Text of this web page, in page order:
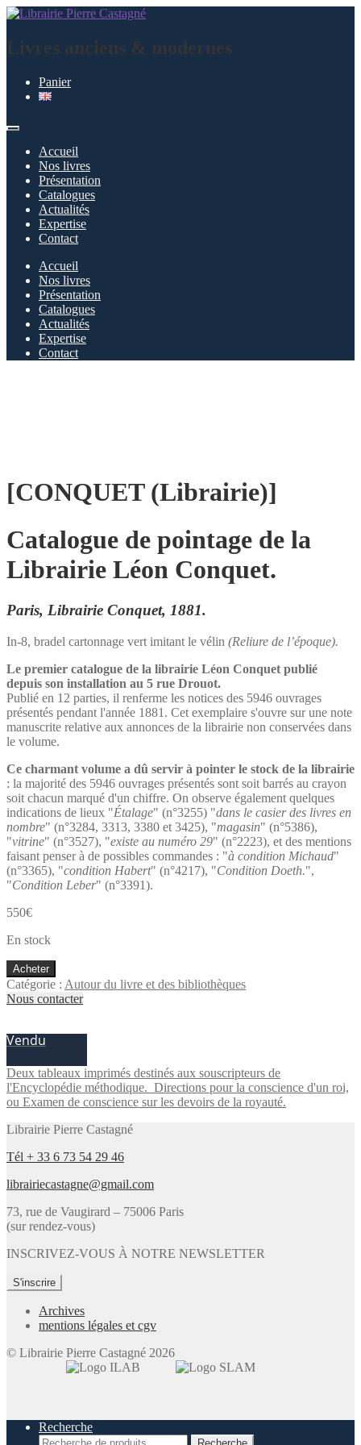
Aller
la
navigation
Aller
contenu
Livres anciens & modernes
Panier
Accueil
Nos livres
Présentation
Catalogues
Actualités
Expertise
Contact
Accueil
Nos livres
Présentation
Catalogues
Actualités
Expertise
Contact
[CONQUET (Librairie)]
Catalogue de pointage de la
Librairie Léon Conquet.
Paris, Librairie Conquet, 1881.
In-8, bradel cartonnage vert imitant le vélin (Reliure de l’époque).
Le premier catalogue de la librairie Léon Conquet publié
depuis son installation au 5 rue Drouot.
Publié en 12 parties, il renferme les notices des 5946 ouvrages
présentés pendant l'année 1881. Cet exemplaire s'ouvre sur une note
manuscrite relative aux annonces de la librairie non conservées dans
le volume.
Ce charmant volume a dû servir à pointer le stock de la librairie
: la majorité des 5946 ouvrages présentés sont soit barrés au crayon
soit chacun marqué d'un chiffre. On observe également quelques
indications de lieux "Étalage" (n°3255) "dans le casier des livres en
nombre" (n°3284, 3313, 3380 et 3425), "magasin" (n°5386),
"vitrine" (n°3527), "existe au numéro 29" (n°2223), et des mentions
faisant penser à de possibles commandes : "à condition Michaud"
(n°3365), "condition Habert" (n°4217), "Condition Doeth.",
"Condition Leber" (n°3391).
550€
En stock
quantité
de
Catalogue
de
Librairie
Léon
Conquet.
Acheter
Catégorie : Autour du livre et des bibliothèques
Nous contacter
Vendu
Deux tableaux imprimés destinés aux souscripteurs de
l'Encyclopédie méthodique. Directions pour la conscience d'un roi,
ou Examen de conscience sur les devoirs de la royauté.
Librairie Pierre Castagné
Tél + 33 6 73 54 29 46
librairiecastagne@gmail.com
73, rue de Vaugirard – 75006 Paris
(sur rendez-vous)
INSCRIVEZ-VOUS À NOTRE NEWSLETTER
S'inscrire
Archives
mentions légales et cgv
© Librairie Pierre Castagné 2026
Recherche
Recherche